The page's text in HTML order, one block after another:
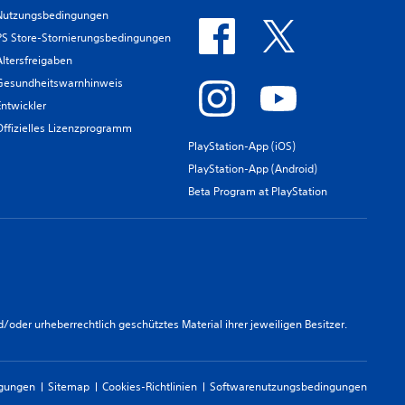
Store-Stornierungsbedingungen
Lizenzprogramm
PlayStation-App (iOS)
PlayStation-App (Android)
Beta Program at PlayStation
urheberrechtlich geschütztes Material ihrer jeweiligen Besitzer.
Sitemap Cookies-Richtlinien Softwarenutzungsbedingungen